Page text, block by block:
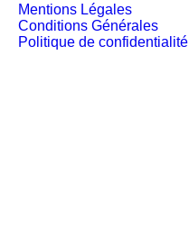
Mentions Légales
Conditions Générales
Politique de confidentialité